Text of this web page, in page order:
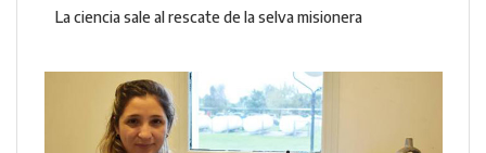
La ciencia sale al rescate de la selva misionera